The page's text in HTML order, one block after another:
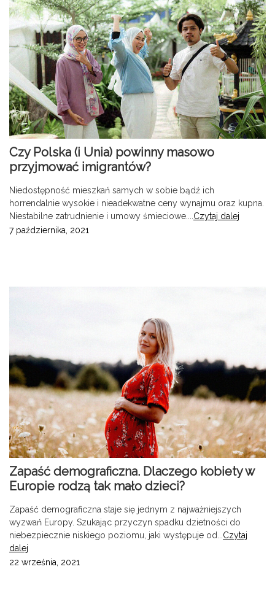
Czy Polska (i Unia) powinny masowo
przyjmować imigrantów?
Niedostępność mieszkań samych w sobie bądź ich
horrendalnie wysokie i nieadekwatne ceny wynajmu oraz kupna.
Niestabilne zatrudnienie i umowy śmieciowe.... Czytaj dalej
7 października, 2021
Zapaść demograficzna. Dlaczego kobiety w
Europie rodzą tak mało dzieci?
Zapaść demograficzna staje się jednym z najważniejszych
wyzwań Europy. Szukając przyczyn spadku dzietności do
niebezpiecznie niskiego poziomu, jaki występuje od... Czytaj
dalej
22 września, 2021